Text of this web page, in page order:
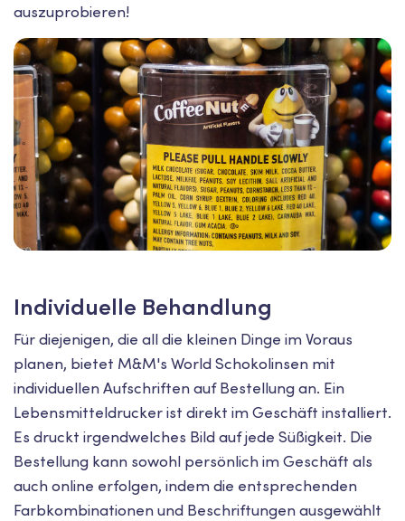
auszuprobieren!
Individuelle Behandlung
Für diejenigen, die all die kleinen Dinge im Voraus
planen, bietet M&M's World Schokolinsen mit
individuellen Aufschriften auf Bestellung an. Ein
Lebensmitteldrucker ist direkt im Geschäft installiert.
Es druckt irgendwelches Bild auf jede Süßigkeit. Die
Bestellung kann sowohl persönlich im Geschäft als
auch online erfolgen, indem die entsprechenden
Farbkombinationen und Beschriftungen ausgewählt